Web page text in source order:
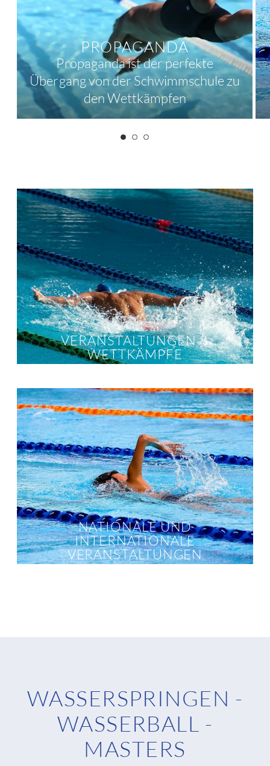
PROPAGANDA
Propaganda ist der perfekte
Übergang von der Schwimmschule zu
den Wettkämpfen
VERANSTALTUNGEN &
WETTKÄMPFE
NATIONALE UND
INTERNATIONALE
VERANSTALTUNGEN
WASSERSPRINGEN -
WASSERBALL -
MASTERS